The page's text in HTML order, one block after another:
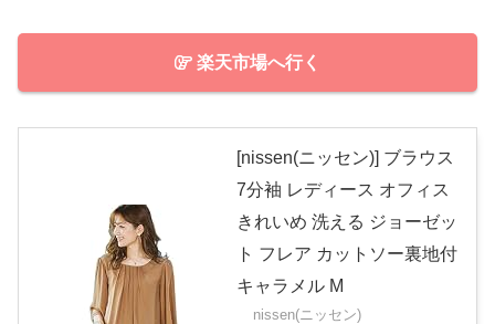
楽天市場へ行く
[nissen(ニッセン)] ブラウス
7分袖 レディース オフィス
きれいめ 洗える ジョーゼッ
ト フレア カットソー裏地付
キャラメル M
nissen(ニッセン)